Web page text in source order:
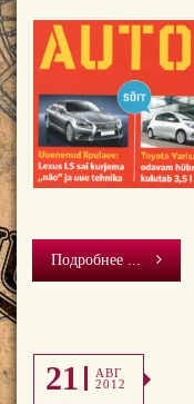
Подробнее ...
21
АВГ
2012